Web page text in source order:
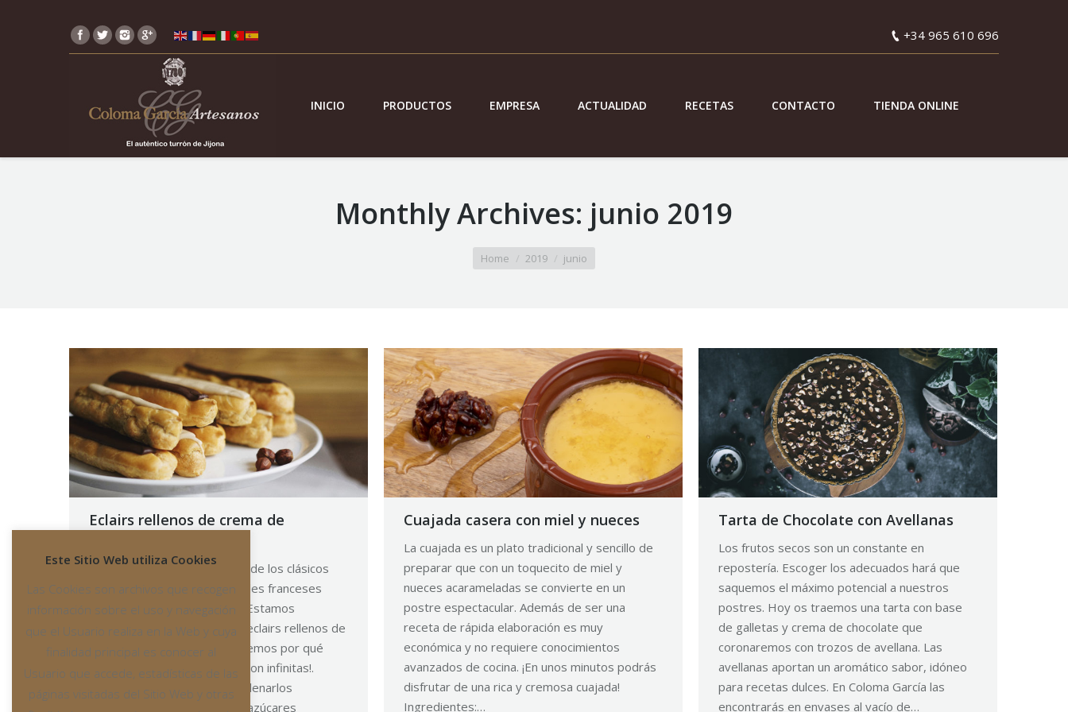
+34 965 610 696
INICIO PRODUCTOS EMPRESA ACTUALIDAD RECETAS CONTACTO TIENDA ONLINE
Monthly Archives: junio 2019
Home 2019 junio
Eclairs rellenos de crema de
Hoy os dejamos una receta de los clásicos
Eclairs, unos deliciosos pasteles franceses
elaborados con masa choux. Estamos
habituados a ver recetas de eclairs rellenos de
crema pastelera pero no tenemos por qué
limitarnos, ¡las posibilidades son infinitas!.
Nosotros os proponemos rellenarlos
con Crema de Almendras sin azúcares
Cuajada casera con miel y nueces
La cuajada es un plato tradicional y sencillo de
preparar que con un toquecito de miel y
nueces acarameladas se convierte en un
postre espectacular. Además de ser una
receta de rápida elaboración es muy
económica y no requiere conocimientos
avanzados de cocina. ¡En unos minutos podrás
disfrutar de una rica y cremosa cuajada!
Ingredientes:…
Tarta de Chocolate con Avellanas
Los frutos secos son un constante en
repostería. Escoger los adecuados hará que
saquemos el máximo potencial a nuestros
postres. Hoy os traemos una tarta con base
de galletas y crema de chocolate que
coronaremos con trozos de avellana. Las
avellanas aportan un aromático sabor, idóneo
para recetas dulces. En Coloma García las
encontrarás en envases al vacío de…
Este Sitio Web utiliza Cookies
Las Cookies son archivos que recogen
información sobre el uso y navegación
que el Usuario realiza en la Web y cuya
finalidad principal es conocer al
Usuario que accede, estadísticas de las
páginas visitadas del Sitio Web y otras